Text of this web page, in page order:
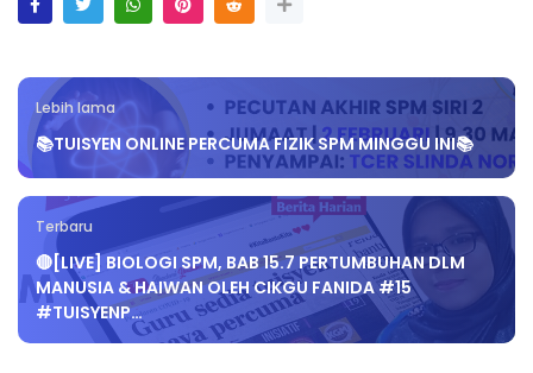
Lebih lama
📚TUISYEN ONLINE PERCUMA FIZIK SPM MINGGU INI📚
Terbaru
🔴[LIVE] BIOLOGI SPM, BAB 15.7 PERTUMBUHAN DLM
MANUSIA & HAIWAN OLEH CIKGU FANIDA #15
#TUISYENP…